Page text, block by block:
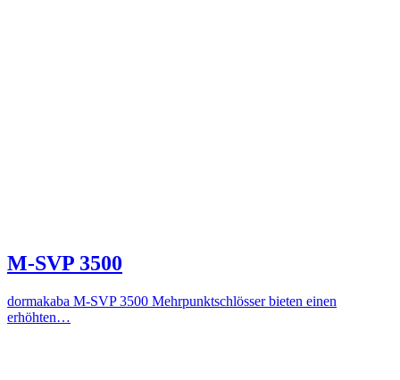
M-SVP 3500
dormakaba M-SVP 3500 Mehrpunktschlösser bieten einen
erhöhten…